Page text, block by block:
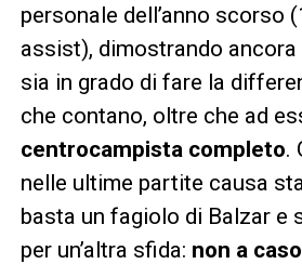
personale dell’anno scorso
assist), dimostrando ancora
sia in grado di fare la
che contano, oltre che ad
centrocampista completo.
nelle ultime partite causa
basta un fagiolo di Balzar e
per un’altra sfida: non a